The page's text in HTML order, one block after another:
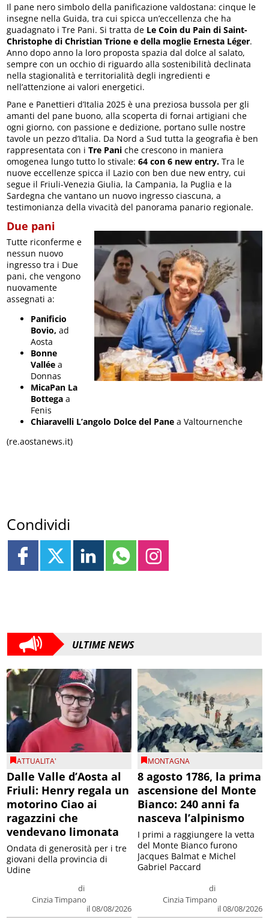
Il pane nero simbolo della panificazione valdostana: cinque le
insegne nella Guida, tra cui spicca un’eccellenza che ha
guadagnato i Tre Pani. Si tratta de Le Coin du Pain di Saint-
Christophe di Christian Trione e della moglie Ernesta Léger.
Anno dopo anno la loro proposta spazia dal dolce al salato,
sempre con un occhio di riguardo alla sostenibilità declinata
nella stagionalità e territorialità degli ingredienti e
nell’attenzione ai valori energetici.
Pane e Panettieri d’Italia 2025 è una preziosa bussola per gli
amanti del pane buono, alla scoperta di fornai artigiani che
ogni giorno, con passione e dedizione, portano sulle nostre
tavole un pezzo d’Italia. Da Nord a Sud tutta la geografia è ben
rappresentata con iTre Pani che crescono in maniera
omogenea lungo tutto lo stivale:64 con 6 new entry.Tra le
nuove eccellenze spicca il Lazio con ben due new entry, cui
segue il Friuli-Venezia Giulia, la Campania, la Puglia e la
Sardegna che vantano un nuovo ingresso ciascuna, a
testimonianza della vivacità del panorama panario regionale.
Due pani
Tutte riconferme e
nessun nuovo
ingresso tra i Due
pani, che vengono
nuovamente
assegnati a:
Panificio
Bovio,ad
Aosta
Bonne
Valléea
Donnas
MicaPan La
Bottegaa
Fenis
Chiaravelli L’angolo Dolce del Panea Valtournenche
(re.aostanews.it)
Condividi
ULTIME NEWS
ATTUALITA'
Dalle Valle d’Aosta al
Friuli: Henry regala un
motorino Ciao ai
ragazzini che
vendevano limonata
di
Cinzia Timpano
il 08/08/2026
Ondata di generosità per i tre
giovani della provincia di
Udine
MONTAGNA
8 agosto 1786, la prima
ascensione del Monte
Bianco: 240 anni fa
nasceva l’alpinismo
di
Cinzia Timpano
il 08/08/2026
I primi a raggiungere la vetta
del Monte Bianco furono
Jacques Balmat e Michel
Gabriel Paccard